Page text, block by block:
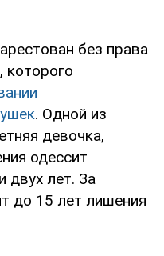
без права
которого
. Одной из
девочка,
одессит
двух лет. За
до 15 лет лишения